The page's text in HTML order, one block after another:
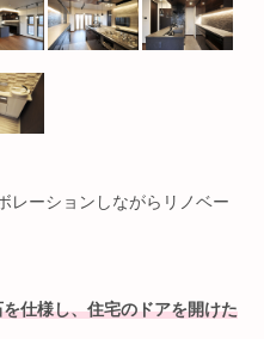
レーションしながらリノベー
仕様し、住宅のドアを開けた